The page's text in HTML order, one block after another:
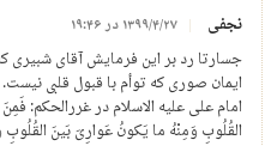
نجفی ۱۳۹۹/۴/۲۷ در ۱۹:۴۶
جسارتا رد بر این فرمایش آقای شبیری
ایمان صوری که توأم با قبول قلبی
امام علی علیه الاسلام در غررالحکم:
القُلُوبِ وَمِنْهُ ما يَكونُ عَوارِىَ بَينَ